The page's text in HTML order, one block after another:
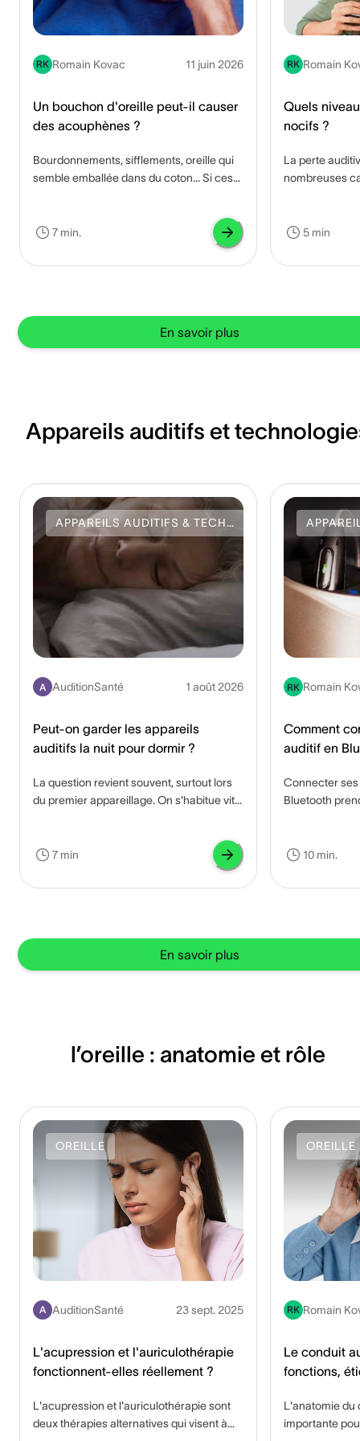
RK Romain Kovac 11 juin 2026
Un bouchon d'oreille peut-il causer
des acouphènes ?
Bourdonnements, sifflements, oreille qui
semble emballée dans du coton... Si ces
centimètres de vous, littéralement dans
votre conduit auditif. "Bouchon d'oreille"
peut désigner deux choses très
faut savoir.
7 min.
RK Romain
Quels
nocifs ?
La perte
nombreuses
dommages
de la musique
répété ou
5 min
En savoir plus
Appareils auditifs et
APPAREILS AUDITIFS & TECHNOLOGIE
A AuditionSanté 1 août 2026
Peut-on garder les appareils
auditifs la nuit pour dormir ?
La question revient souvent, surtout lors
du premier appareillage. On s'habitue vite
intuitive. Pourtant, la réponse des
professionnels est claire, et elle s'explique
en quelques points très concrets.
7 min
RK Romain
Comment
auditif en
Connecter
Bluetooth
Android ou
volume
parleur
10 min.
En savoir plus
l’oreille : anatomie et rôle
OREILLE
A AuditionSanté 23 sept. 2025
L'acupression et l'auriculothérapie
fonctionnent-elles réellement ?
L'acupression et l'auriculothérapie sont
deux thérapies alternatives qui visent à
OREILLE
RK Romain
Le conduit
fonctions,
L'anatomie du
importante